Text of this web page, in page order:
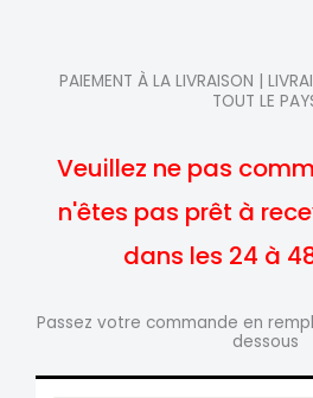
PAIEMENT À LA LIVRAISON |
TOUT LE
Veuillez ne pas
n'êtes pas prêt à
dans les 24 à
Passez votre commande en
dessous